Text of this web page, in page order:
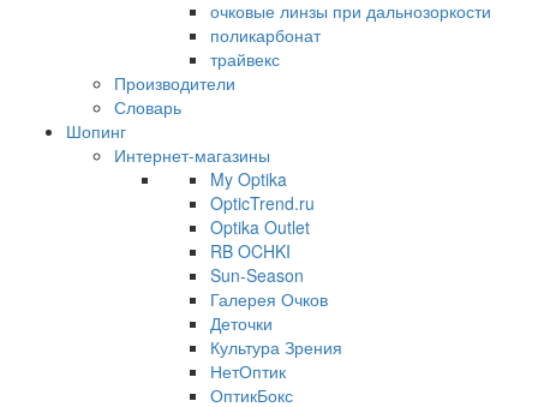
очковые линзы при дальнозоркости
поликарбонат
трайвекс
Производители
Словарь
Шопинг
Интернет-магазины
My Optika
OpticTrend.ru
Optika Outlet
RB OCHKI
Sun-Season
Галерея Очков
Деточки
Культура Зрения
НетОптик
ОптикБокс